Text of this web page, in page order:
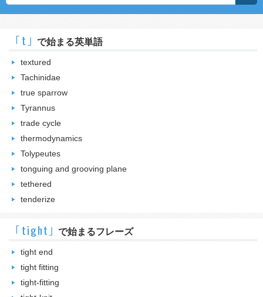
｢t｣ で始まる英単語
textured
Tachinidae
true sparrow
Tyrannus
trade cycle
thermodynamics
Tolypeutes
tonguing and grooving plane
tethered
tenderize
｢tight｣ で始まるフレーズ
tight end
tight fitting
tight-fitting